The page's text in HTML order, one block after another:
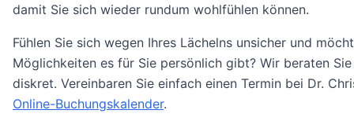
damit Sie sich wieder rundum wohlfühlen können.
Fühlen Sie sich wegen Ihres Lächelns unsicher und
Möglichkeiten es für Sie persönlich gibt? Wir beraten
diskret. Vereinbaren Sie einfach einen Termin bei Dr.
Online-Buchungskalender.